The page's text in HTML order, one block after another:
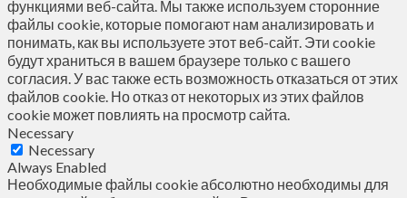
функциями веб-сайта. Мы также используем сторонние
файлы cookie, которые помогают нам анализировать и
понимать, как вы используете этот веб-сайт. Эти cookie
будут храниться в вашем браузере только с вашего
согласия. У вас также есть возможность отказаться от этих
файлов cookie. Но отказ от некоторых из этих файлов
cookie может повлиять на просмотр сайта.
Necessary
Necessary
Always Enabled
Необходимые файлы cookie абсолютно необходимы для